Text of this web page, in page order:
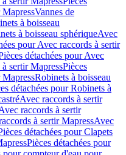
MapressVannes de
à boisseau
à boisseau sphériqueAvec
pour Avec raccords à sertir
détachées pour Avec
sertir MapressPièces
MapressRobinets à boisseau
détachées pour Robinets à
Avec raccords à sertir
raccords à sertir
à sertir MapressAvec
détachées pour Clapets
Pièces détachées pour